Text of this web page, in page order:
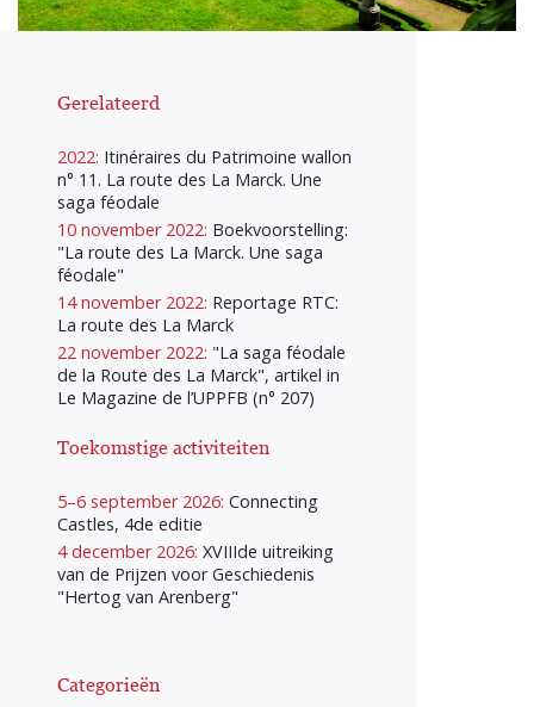
Gerelateerd
2022: Itinéraires du Patrimoine wallon
n° 11. La route des La Marck. Une
saga féodale
10 november 2022: Boekvoorstelling:
"La route des La Marck. Une saga
féodale"
14 november 2022: Reportage RTC:
La route des La Marck
22 november 2022: "La saga féodale
de la Route des La Marck", artikel in
Le Magazine de l’UPPFB (n° 207)
Toekomstige activiteiten
5–6 september 2026: Connecting
Castles, 4de editie
4 december 2026: XVIIIde uitreiking
van de Prijzen voor Geschiedenis
"Hertog van Arenberg"
Categorieën